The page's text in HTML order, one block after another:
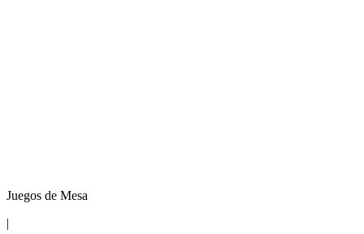
Juegos de Mesa
|